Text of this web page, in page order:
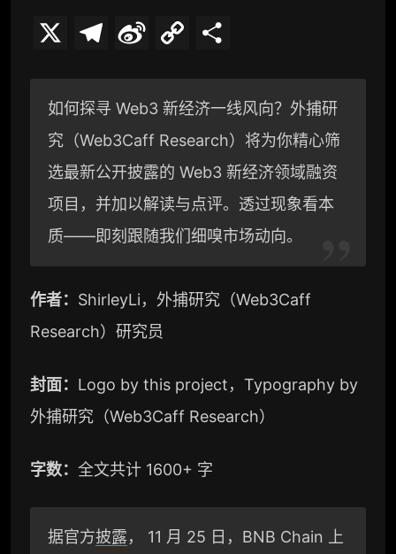
l
e
g
r
a
m
n
a
W
e
i
b
p
y
L
n
k
如何探寻 Web3 新经济一线风向？外捕研
究（Web3Caff Research）将为你精心筛
选最新公开披露的 Web3 新经济领域融资
项目，并加以解读与点评。透过现象看本
质——即刻跟随我们细嗅市场动向。
作者： ShirleyLi，外捕研究（Web3Caff
Research）研究员
封面： Logo by this project，Typography by
外捕研究（Web3Caff Research）
字数： 全文共计 1600+ 字
据官方披露， 11 月 25 日，BNB Chain 上